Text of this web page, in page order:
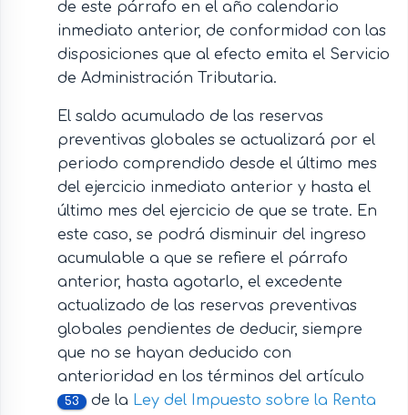
de este párrafo en el año calendario
inmediato anterior, de conformidad con las
disposiciones que al efecto emita el Servicio
de Administración Tributaria.
El saldo acumulado de las reservas
preventivas globales se actualizará por el
periodo comprendido desde el último mes
del ejercicio inmediato anterior y hasta el
último mes del ejercicio de que se trate. En
este caso, se podrá disminuir del ingreso
acumulable a que se refiere el párrafo
anterior, hasta agotarlo, el excedente
actualizado de las reservas preventivas
globales pendientes de deducir, siempre
que no se hayan deducido con
anterioridad en los términos del artículo
53 de la Ley del Impuesto sobre la Renta